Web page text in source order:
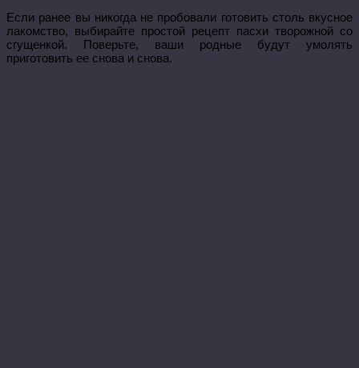
Если ранее вы никогда не пробовали готовить столь вкусное
лакомство, выбирайте простой рецепт пасхи творожной со
сгущенкой. Поверьте, ваши родные будут умолять
приготовить ее снова и снова.